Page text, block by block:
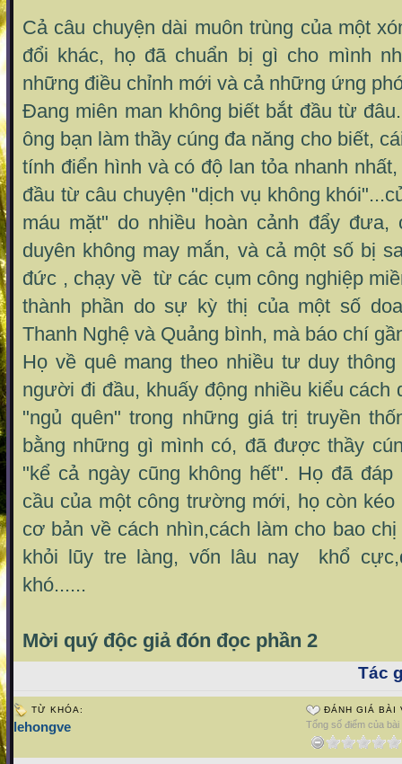
Cả câu chuyện dài muôn trùng của một
đổi khác, họ đã chuẩn bị gì cho mình
những điều chỉnh mới và cả những ứng
Đang miên man không biết bắt đầu từ
ông bạn làm thầy cúng đa năng cho biết,
tính điển hình và có độ lan tỏa nhanh
đầu từ câu chuyện "dịch vụ không
máu mặt" do nhiều hoàn cảnh đẩy đưa,
duyên không may mắn, và cả một số bị
đức , chạy về từ các cụm công nghiệp
thành phần do sự kỳ thị của một số
Thanh Nghệ và Quảng bình, mà báo chí
Họ về quê mang theo nhiều tư duy
người đi đầu, khuấy động nhiều kiểu cách
"ngủ quên" trong những giá trị truyền
bằng những gì mình có, đã được thầy
"kể cả ngày cũng không hết". Họ đã
cầu của một công trường mới, họ còn
cơ bản về cách nhìn,cách làm cho bao
khỏi lũy tre làng, vốn lâu nay khổ
khó......
Mời quý độc giả đón đọc phần 2
Tác
TỪ KHÓA:
lehongve
ĐÁNH GIÁ BÀI
Tổng số điểm của